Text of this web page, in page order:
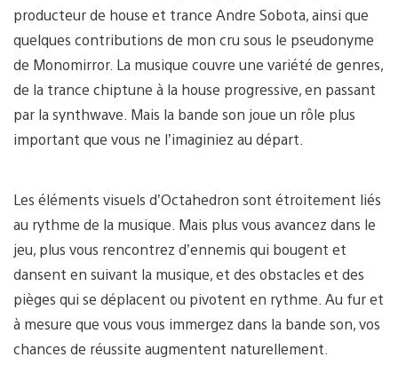
producteur de house et trance Andre Sobota, ainsi que
quelques contributions de mon cru sous le pseudonyme
de Monomirror. La musique couvre une variété de genres,
de la trance chiptune à la house progressive, en passant
par la synthwave. Mais la bande son joue un rôle plus
important que vous ne l’imaginiez au départ.
Les éléments visuels d’Octahedron sont étroitement liés
au rythme de la musique. Mais plus vous avancez dans le
jeu, plus vous rencontrez d’ennemis qui bougent et
dansent en suivant la musique, et des obstacles et des
pièges qui se déplacent ou pivotent en rythme. Au fur et
à mesure que vous vous immergez dans la bande son, vos
chances de réussite augmentent naturellement.